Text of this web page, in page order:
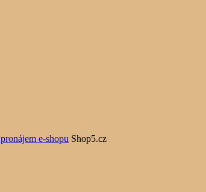
pronájem e-shopu Shop5.cz